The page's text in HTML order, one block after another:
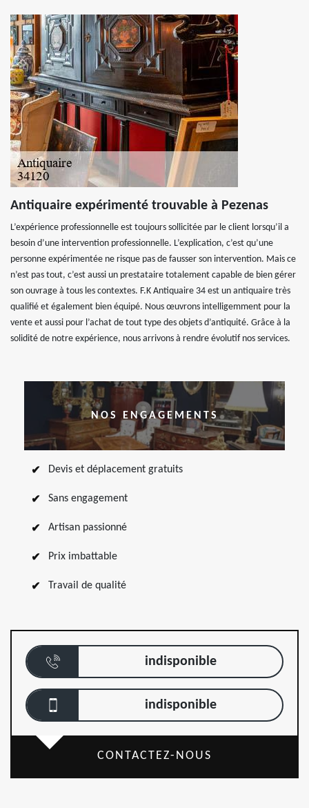
Antiquaire expérimenté trouvable à Pezenas
L’expérience professionnelle est toujours sollicitée par le client lorsqu’il a
besoin d’une intervention professionnelle. L’explication, c’est qu’une
personne expérimentée ne risque pas de fausser son intervention. Mais ce
n’est pas tout, c’est aussi un prestataire totalement capable de bien gérer
son ouvrage à tous les contextes. F.K Antiquaire 34 est un antiquaire très
qualifié et également bien équipé. Nous œuvrons intelligemment pour la
vente et aussi pour l’achat de tout type des objets d’antiquité. Grâce à la
solidité de notre expérience, nous arrivons à rendre évolutif nos services.
NOS ENGAGEMENTS
Devis et déplacement gratuits
Sans engagement
Artisan passionné
Prix imbattable
Travail de qualité
indisponible
indisponible
CONTACTEZ-NOUS